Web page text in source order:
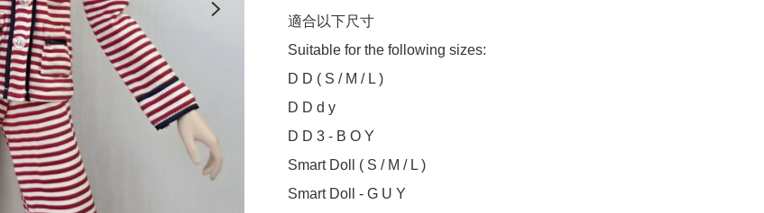
適合以下尺寸
Suitable for the following sizes:
D D ( S / M / L )
D D d y
D D 3 - B O Y
Smart Doll ( S / M / L )
Smart Doll - G U Y